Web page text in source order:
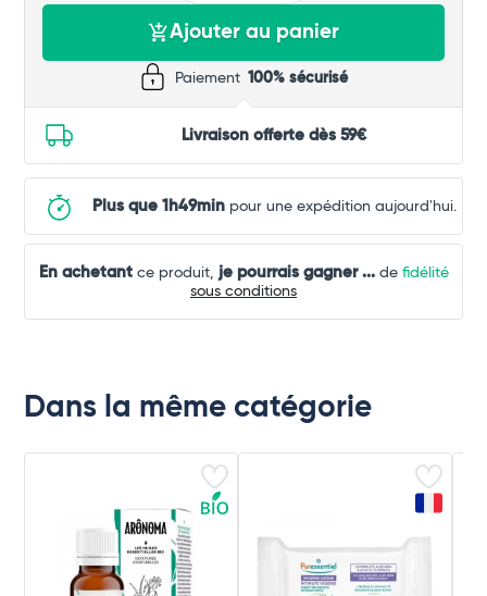
Ajouter au panier
Paiement 100% sécurisé
Livraison offerte dès 59€
Plus que 1h49minpour une expédition aujourd'hui.
En achetantce produit, je pourrais gagner ...de fidélité
sous conditions
Dans la même catégorie